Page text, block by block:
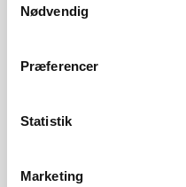
tilbagetrækker et samtykke.
Nødvendig
Præferencer
Statistik
Marketing
elever ikke kan